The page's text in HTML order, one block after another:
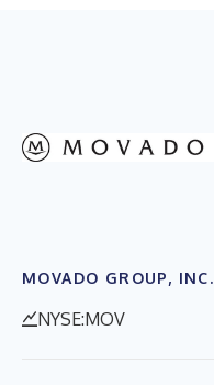
MOVADO GROUP, INC.
NYSE:MOV